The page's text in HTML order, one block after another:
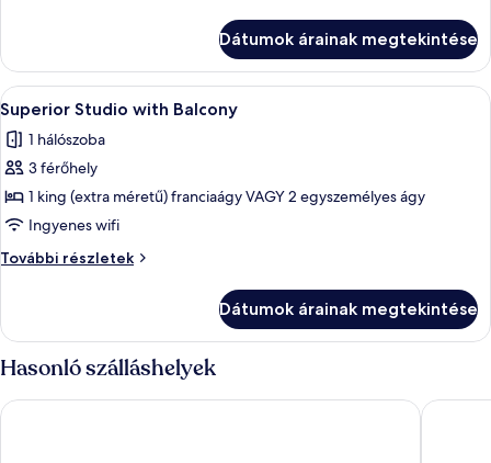
városra
további
részletei
Dátumok árainak megtekintése
A
következő
szoba
összes
képének
megtekintése:
Superior
Studio
Balcony
Egy szállodai szoba, amelyben
5
Superior Studio with Balcony
1 hálószoba
3 férőhely
1 king (extra méretű) franciaágy VAGY 2 egyszemélyes ágy
Ingyenes wifi
További részletek
Superior
további
részletei
Dátumok árainak megtekintése
Hasonló szálláshelyek
Serristori Palace Residence FH55